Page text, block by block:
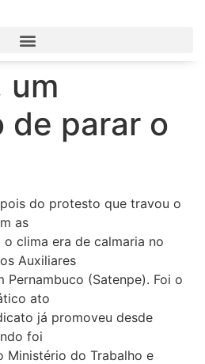
um
de parar o
do protesto que travou o
as
clima era de calmaria no
Auxiliares
Pernambuco (Satenpe). Foi o
ato
já promoveu desde
foi
do Trabalho e